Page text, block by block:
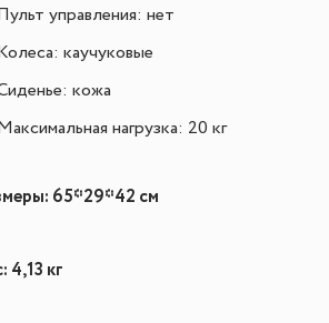
Пульт управления: нет
Колеса: каучуковые
кожа
Максимальная нагрузка: 20 кг
65*29*42 см
4,13 кг